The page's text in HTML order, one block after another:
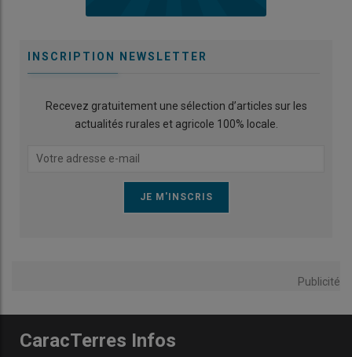
INSCRIPTION NEWSLETTER
Recevez gratuitement une sélection d’articles sur les
actualités rurales et agricole 100% locale.
Publicité
CaracTerres Infos